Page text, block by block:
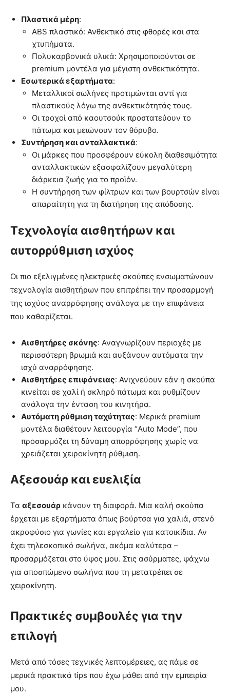
Πλαστικά μέρη:
ABS πλαστικό: Ανθεκτικό στις φθορές και στα
χτυπήματα.
Πολυκαρβονικά υλικά: Χρησιμοποιούνται σε
premium μοντέλα για μέγιστη ανθεκτικότητα.
Εσωτερικά εξαρτήματα:
Μεταλλικοί σωλήνες προτιμώνται αντί για
πλαστικούς λόγω της ανθεκτικότητάς τους.
Οι τροχοί από καουτσούκ προστατεύουν το
πάτωμα και μειώνουν τον θόρυβο.
Συντήρηση και ανταλλακτικά:
Οι μάρκες που προσφέρουν εύκολη διαθεσιμότητα
ανταλλακτικών εξασφαλίζουν μεγαλύτερη
διάρκεια ζωής για το προϊόν.
Η συντήρηση των φίλτρων και των βουρτσών είναι
απαραίτητη για τη διατήρηση της απόδοσης.
Τεχνολογία αισθητήρων και
αυτορρύθμιση ισχύος
Οι πιο εξελιγμένες ηλεκτρικές σκούπες ενσωματώνουν
τεχνολογία αισθητήρων που επιτρέπει την προσαρμογή
της ισχύος αναρρόφησης ανάλογα με την επιφάνεια
που καθαρίζεται.
Αισθητήρες σκόνης: Αναγνωρίζουν περιοχές με
περισσότερη βρωμιά και αυξάνουν αυτόματα την
ισχύ αναρρόφησης.
Αισθητήρες επιφάνειας: Ανιχνεύουν εάν η σκούπα
κινείται σε χαλί ή σκληρό πάτωμα και ρυθμίζουν
ανάλογα την ένταση του κινητήρα.
Αυτόματη ρύθμιση ταχύτητας: Μερικά premium
μοντέλα διαθέτουν λειτουργία “Auto Mode”, που
προσαρμόζει τη δύναμη απορρόφησης χωρίς να
χρειάζεται χειροκίνητη ρύθμιση.
Αξεσουάρ και ευελιξία
Τα αξεσουάρ κάνουν τη διαφορά. Μια καλή σκούπα
έρχεται με εξαρτήματα όπως βούρτσα για χαλιά, στενό
ακροφύσιο για γωνίες και εργαλείο για κατοικίδια. Αν
έχει τηλεσκοπικό σωλήνα, ακόμα καλύτερα –
προσαρμόζεται στο ύψος μου. Στις ασύρματες, ψάχνω
για αποσπώμενο σωλήνα που τη μετατρέπει σε
χειροκίνητη.
Πρακτικές συμβουλές για την
επιλογή
Μετά από τόσες τεχνικές λεπτομέρειες, ας πάμε σε
μερικά πρακτικά tips που έχω μάθει από την εμπειρία
μου.